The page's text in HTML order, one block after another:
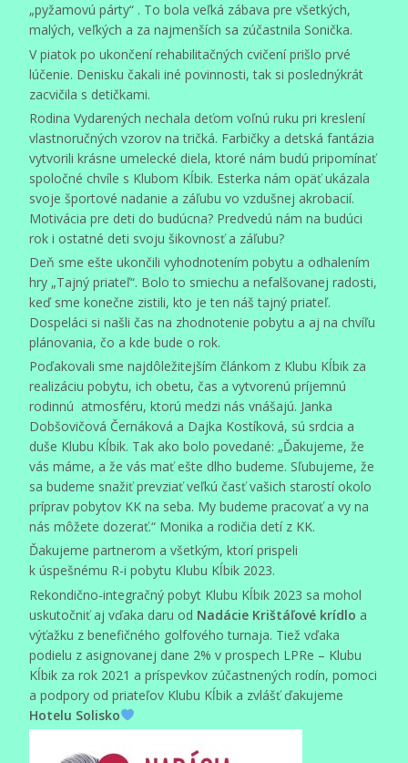
„pyžamovú párty“ . To bola veľká zábava pre všetkých,
malých, veľkých a za najmenších sa zúčastnila Sonička.
V piatok po ukončení rehabilitačných cvičení prišlo prvé
lúčenie. Denisku čakali iné povinnosti, tak si poslednýkrát
zacvičila s detičkami.
Rodina Vydarených nechala deťom voľnú ruku pri kreslení
vlastnoručných vzorov na tričká. Farbičky a detská fantázia
vytvorili krásne umelecké diela, ktoré nám budú pripomínať
spoločné chvíle s Klubom Kĺbik. Esterka nám opäť ukázala
svoje športové nadanie a záľubu vo vzdušnej akrobacií.
Motivácia pre deti do budúcna? Predvedú nám na budúci
rok i ostatné deti svoju šikovnosť a záľubu?
Deň sme ešte ukončili vyhodnotením pobytu a odhalením
hry „Tajný priateľ“. Bolo to smiechu a nefalšovanej radosti,
keď sme konečne zistili, kto je ten náš tajný priateľ.
Dospeláci si našli čas na zhodnotenie pobytu a aj na chvíľu
plánovania, čo a kde bude o rok.
Poďakovali sme najdôležitejším článkom z Klubu Kĺbik za
realizáciu pobytu, ich obetu, čas a vytvorenú príjemnú
rodinnú atmosféru, ktorú medzi nás vnášajú. Janka
Dobšovičová Černáková a Dajka Kostíková, sú srdcia a
duše Klubu Kĺbik. Tak ako bolo povedané: „Ďakujeme, že
vás máme, a že vás mať ešte dlho budeme. Sľubujeme, že
sa budeme snažiť prevziať veľkú časť vašich starostí okolo
príprav pobytov KK na seba. My budeme pracovať a vy na
nás môžete dozerať.“ Monika a rodičia detí z KK.
Ďakujeme partnerom a všetkým, ktorí prispeli
k úspešnému R-i pobytu Klubu Kĺbik 2023.
Rekondično-integračný pobyt Klubu Kĺbik 2023 sa mohol
uskutočniť aj vďaka daru od Nadácie Krištáľové krídlo a
výťažku z benefičného golfového turnaja. Tiež vďaka
podielu z asignovanej dane 2% v prospech LPRe – Klubu
Kĺbik za rok 2021 a príspevkov zúčastnených rodín, pomoci
a podpory od priateľov Klubu Kĺbik a zvlášť ďakujeme
Hotelu Solisko